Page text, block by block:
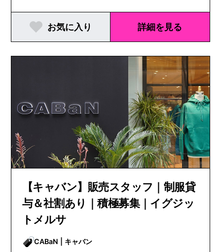
お気に入り 詳細を見る
【キャバン】販売スタッフ｜制服貸
与＆社割あり｜積極募集｜イグジッ
トメルサ
CABaN | キャバン